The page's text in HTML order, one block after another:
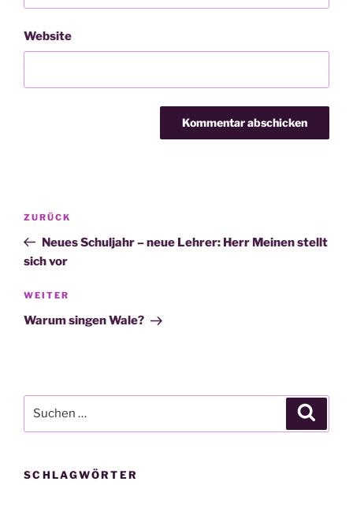
Website
Beitragsnavigation
Vorheriger
Beitrag
ZURÜCK
Neues Schuljahr – neue Lehrer: Herr Meinen stellt
sich vor
Nächster
Beitrag
WEITER
Warum singen Wale?
nach:
SCHLAGWÖRTER